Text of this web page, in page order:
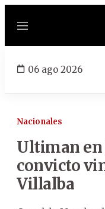
Menú
06 ago 2026
Nacionales
Ultiman en
convicto
Villalba